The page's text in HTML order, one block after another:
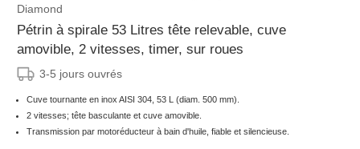
Diamond
Pétrin à spirale 53 Litres tête relevable, cuve
amovible, 2 vitesses, timer, sur roues
3-5 jours ouvrés
Cuve tournante en inox AISI 304, 53 L (diam. 500 mm).
2 vitesses; tête basculante et cuve amovible.
Transmission par motoréducteur à bain d'huile, fiable et silencieuse.